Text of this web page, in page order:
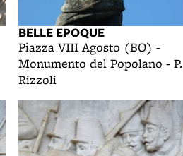
BELLE EPOQUE
Piazza VIII Agosto (BO) -
Monumento del Popolano - P.
Rizzoli